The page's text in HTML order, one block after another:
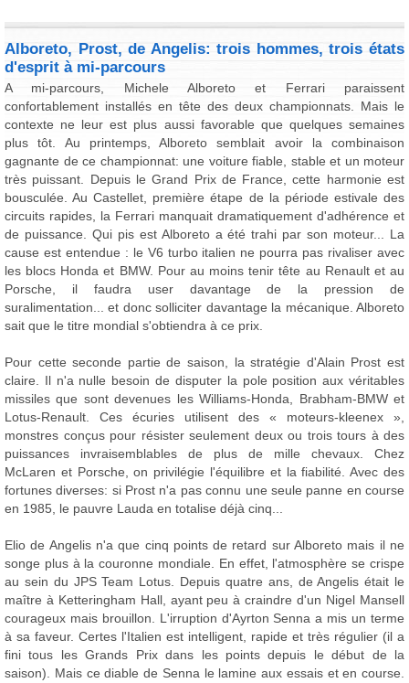
Alboreto, Prost, de Angelis: trois hommes, trois états
d'esprit à mi-parcours
A mi-parcours, Michele Alboreto et Ferrari paraissent
confortablement installés en tête des deux championnats. Mais le
contexte ne leur est plus aussi favorable que quelques semaines
plus tôt. Au printemps, Alboreto semblait avoir la combinaison
gagnante de ce championnat: une voiture fiable, stable et un moteur
très puissant. Depuis le Grand Prix de France, cette harmonie est
bousculée. Au Castellet, première étape de la période estivale des
circuits rapides, la Ferrari manquait dramatiquement d'adhérence et
de puissance. Qui pis est Alboreto a été trahi par son moteur... La
cause est entendue : le V6 turbo italien ne pourra pas rivaliser avec
les blocs Honda et BMW. Pour au moins tenir tête au Renault et au
Porsche, il faudra user davantage de la pression de
suralimentation... et donc solliciter davantage la mécanique. Alboreto
sait que le titre mondial s'obtiendra à ce prix.
Pour cette seconde partie de saison, la stratégie d'Alain Prost est
claire. Il n'a nulle besoin de disputer la pole position aux véritables
missiles que sont devenues les Williams-Honda, Brabham-BMW et
Lotus-Renault. Ces écuries utilisent des « moteurs-kleenex »,
monstres conçus pour résister seulement deux ou trois tours à des
puissances invraisemblables de plus de mille chevaux. Chez
McLaren et Porsche, on privilégie l'équilibre et la fiabilité. Avec des
fortunes diverses: si Prost n'a pas connu une seule panne en course
en 1985, le pauvre Lauda en totalise déjà cinq...
Elio de Angelis n'a que cinq points de retard sur Alboreto mais il ne
songe plus à la couronne mondiale. En effet, l'atmosphère se crispe
au sein du JPS Team Lotus. Depuis quatre ans, de Angelis était le
maître à Ketteringham Hall, ayant peu à craindre d'un Nigel Mansell
courageux mais brouillon. L'irruption d'Ayrton Senna a mis un terme
à sa faveur. Certes l'Italien est intelligent, rapide et très régulier (il a
fini tous les Grands Prix dans les points depuis le début de la
saison). Mais ce diable de Senna le lamine aux essais et en course.